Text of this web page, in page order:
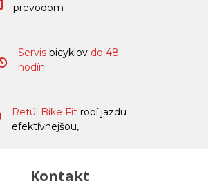
prevodom
Servis bicyklov do 48-
hodín
Retül Bike Fit robí jazdu
efektívnejšou,...
Kontakt